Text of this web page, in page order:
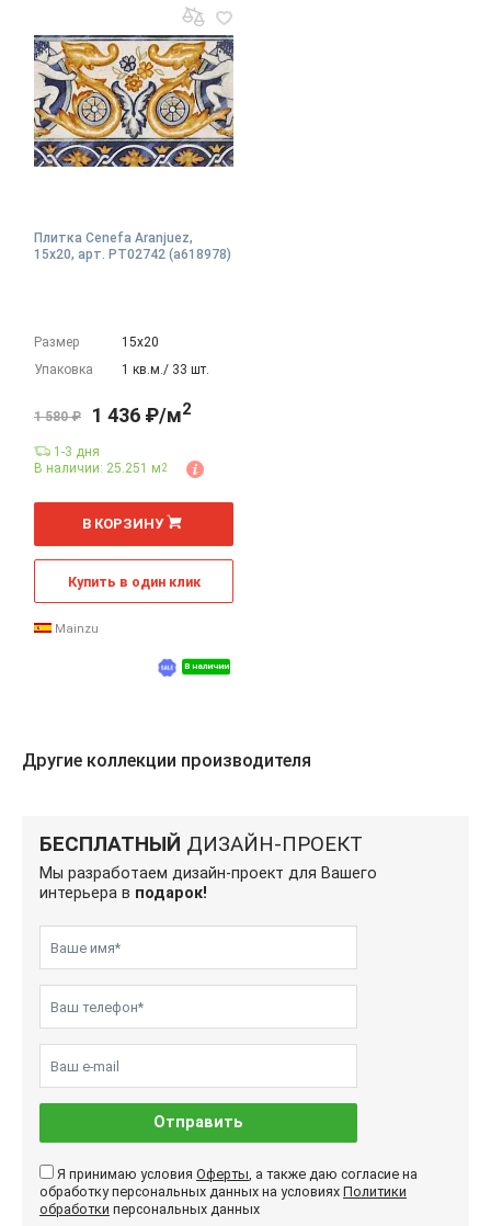
Плитка Cenefa Aranjuez,
15x20, арт. PT02742 (a618978)
Размер
15х20
Упаковка
1 кв.м./ 33 шт.
В наличии
1 580 ₽ 1 436 ₽/м2
1-3 дня
В наличии: 25.251 м2
м
В КОРЗИНУ
Купить в один клик
Mainzu
Другие коллекции производителя
БЕСПЛАТНЫЙ ДИЗАЙН-ПРОЕКТ
Мы разработаем дизайн-проект для Вашего
интерьера в подарок!
Отправить
Я принимаю условия Оферты, а также даю согласие на
обработку персональных данных на условиях Политики
обработки персональных данных